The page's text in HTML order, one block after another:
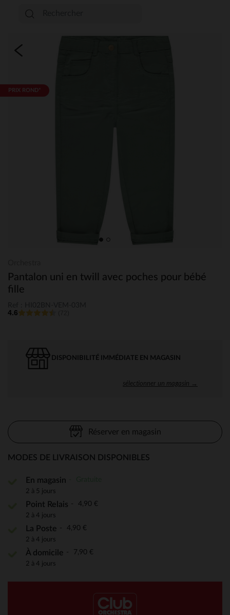
PRIX ROND*
Pantalon uni en twill avec poches pour bébé
fille
4.6
DISPONIBILITÉ IMMÉDIATE EN MAGASIN
sélectionner un magasin →
Réserver en magasin
MODES DE LIVRAISON DISPONIBLES
En magasin
2 à 5 jours
Point Relais 4,90 €
2 à 4 jours
La Poste 4,90 €
2 à 4 jours
À domicile 7,90 €
2 à 4 jours